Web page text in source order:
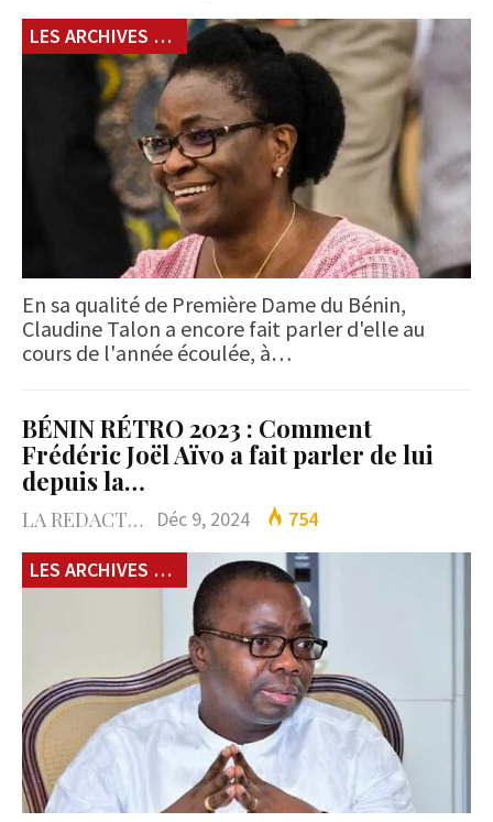
LES ARCHIVES du 229
En sa qualité de Première Dame du Bénin,
Claudine Talon a encore fait parler d'elle au
cours de l'année écoulée, à…
BÉNIN RÉTRO 2023 : Comment
Frédéric Joël Aïvo a fait parler de lui
depuis la…
LA REDACTION Déc 9, 2024
754
LES ARCHIVES du 229